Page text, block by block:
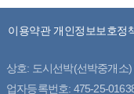
이용약관 개인정보보호정
상호: 도시선박(선박중개소
업자등록번호: 475-25-